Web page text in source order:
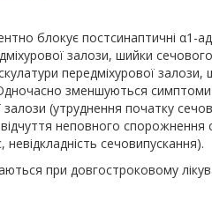
блокує постсинаптичні α1 -
залози, шийки
передміхурової
зменшуються симптоми
залози (утруднення початку
неповного
сечовипускання).
при довгостроковому